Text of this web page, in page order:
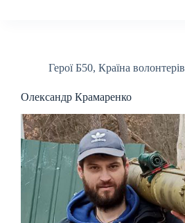
Герої Б50, Країна волонтерів
Олександр Крамаренко